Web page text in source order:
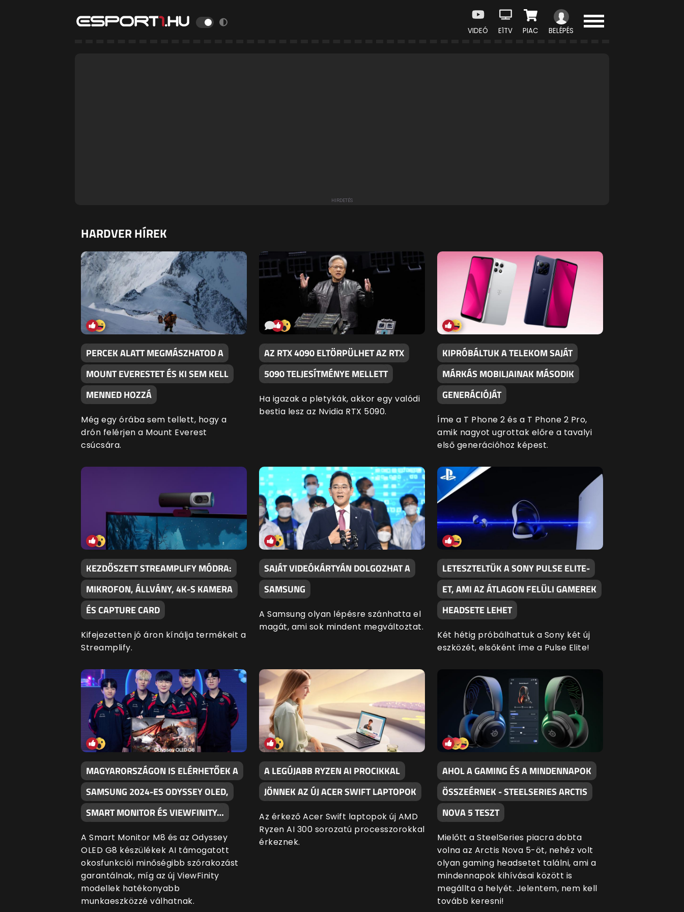
VIDEÓ E1TV PIAC BELÉPÉS
HARDVER HÍREK
PERCEK ALATT MEGMÁSZHATOD A
MOUNT EVERESTET ÉS KI SEM KELL
MENNED HOZZÁ
Még egy órába sem tellett, hogy a
drón felérjen a Mount Everest
csúcsára.
AZ RTX 4090 ELTÖRPÜLHET AZ RTX
5090 TELJESÍTMÉNYE MELLETT
Ha igazak a pletykák, akkor egy valódi
bestia lesz az Nvidia RTX 5090.
KIPRÓBÁLTUK A TELEKOM SAJÁT
MÁRKÁS MOBILJAINAK MÁSODIK
GENERÁCIÓJÁT
Íme a T Phone 2 és a T Phone 2 Pro,
amik nagyot ugrottak előre a tavalyi
első generációhoz képest.
KEZDŐSZETT STREAMPLIFY MÓDRA:
MIKROFON, ÁLLVÁNY, 4K-S KAMERA
ÉS CAPTURE CARD
Kifejezetten jó áron kínálja termékeit a
Streamplify.
SAJÁT VIDEÓKÁRTYÁN DOLGOZHAT A
SAMSUNG
A Samsung olyan lépésre szánhatta el
magát, ami sok mindent megváltoztat.
LETESZTELTÜK A SONY PULSE ELITE-
ET, AMI AZ ÁTLAGON FELÜLI GAMEREK
HEADSETE LEHET
Két hétig próbálhattuk a Sony két új
eszközét, elsőként íme a Pulse Elite!
MAGYARORSZÁGON IS ELÉRHETŐEK A
SAMSUNG 2024-ES ODYSSEY OLED,
SMART MONITOR ÉS VIEWFINITY…
A Smart Monitor M8 és az Odyssey
OLED G8 készülékek AI támogatott
okosfunkciói minőségibb szórakozást
garantálnak, míg az új ViewFinity
modellek hatékonyabb
munkaeszközzé válhatnak.
A LEGÚJABB RYZEN AI PROCIKKAL
JÖNNEK AZ ÚJ ACER SWIFT LAPTOPOK
Az érkező Acer Swift laptopok új AMD
Ryzen AI 300 sorozatú processzorokkal
érkeznek.
AHOL A GAMING ÉS A MINDENNAPOK
ÖSSZEÉRNEK - STEELSERIES ARCTIS
NOVA 5 TESZT
Mielőtt a SteelSeries piacra dobta
volna az Arctis Nova 5-öt, nehéz volt
olyan gaming headsetet találni, ami a
mindennapok kihívásai között is
megállta a helyét. Jelentem, nem kell
tovább keresni!